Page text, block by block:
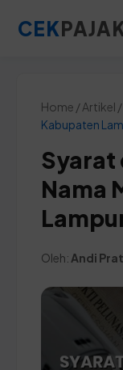
CEK
Home / Artikel /
Kabupaten
Syarat
Nama
Oleh: Andi